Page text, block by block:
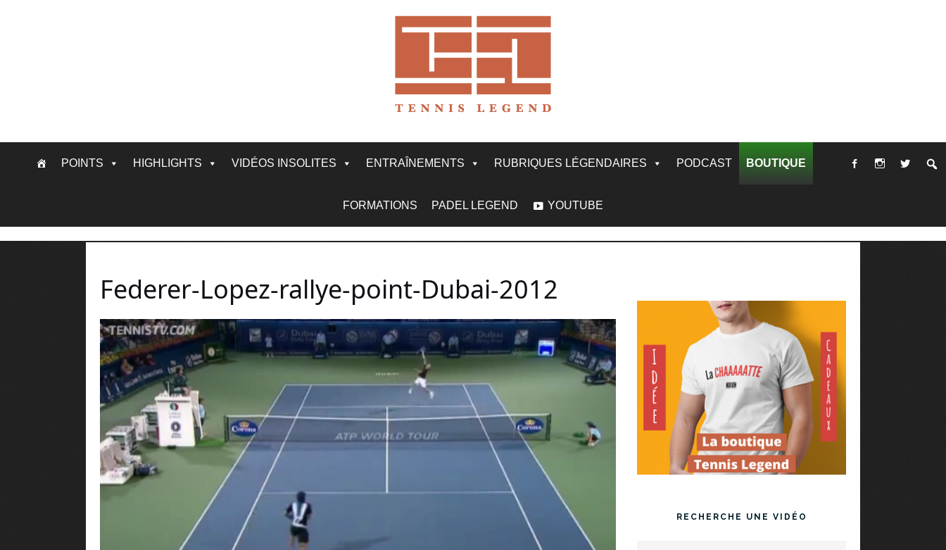
POINTS HIGHLIGHTS VIDÉOS INSOLITES ENTRAÎNEMENTS RUBRIQUES LÉGENDAIRES PODCAST BOUTIQUE
FORMATIONS PADEL LEGEND YOUTUBE
Federer-Lopez-rallye-point-Dubai-2012
RECHERCHE UNE VIDÉO